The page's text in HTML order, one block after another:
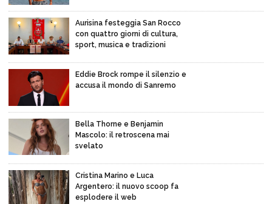
Aurisina festeggia San Rocco
con quattro giorni di cultura,
sport, musica e tradizioni
Eddie Brock rompe il silenzio e
accusa il mondo di Sanremo
Bella Thorne e Benjamin
Mascolo: il retroscena mai
svelato
Cristina Marino e Luca
Argentero: il nuovo scoop fa
esplodere il web